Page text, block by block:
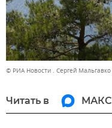
© РИА Новости . Сергей Мальгавко
Читать в МАКС